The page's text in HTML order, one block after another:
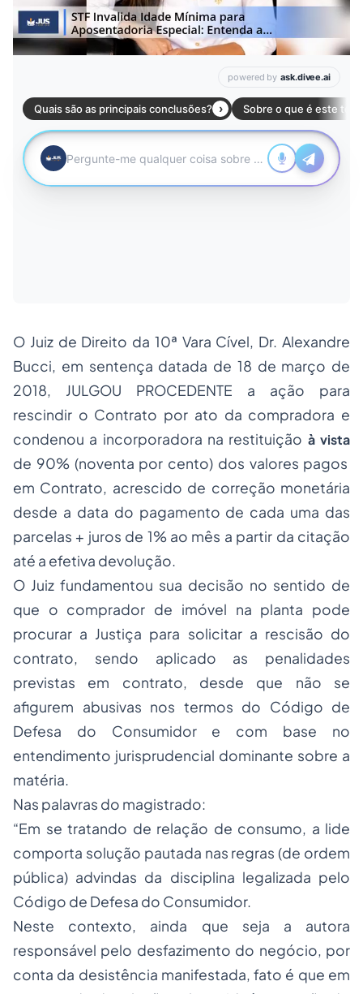
O Juiz de Direito da 10ª Vara Cível, Dr. Alexandre
Bucci, em sentença datada de 18 de março de
2018, JULGOU PROCEDENTE a ação para
rescindir o Contrato por ato da compradora e
condenou a incorporadora na restituição à vista
de 90% (noventa por cento) dos valores pagos
em Contrato, acrescido de correção monetária
desde a data do pagamento de cada uma das
parcelas + juros de 1% ao mês a partir da citação
até a efetiva devolução.
O Juiz fundamentou sua decisão no sentido de
que o comprador de imóvel na planta pode
procurar a Justiça para solicitar a rescisão do
contrato, sendo aplicado as penalidades
previstas em contrato, desde que não se
afigurem abusivas nos termos do Código de
Defesa do Consumidor e com base no
entendimento jurisprudencial dominante sobre a
matéria.
Nas palavras do magistrado:
“Em se tratando de relação de consumo, a lide
comporta solução pautada nas regras (de ordem
pública) advindas da disciplina legalizada pelo
Código de Defesa do Consumidor.
Neste contexto, ainda que seja a autora
responsável pelo desfazimento do negócio, por
conta da desistência manifestada, fato é que em